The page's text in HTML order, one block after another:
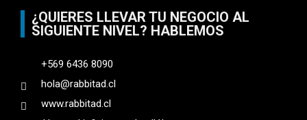
¿QUIERES LLEVAR TU NEGOCIO AL
SIGUIENTE NIVEL? HABLEMOS
+569 6436 8090
hola@rabbitad.cl
www.rabbitad.cl